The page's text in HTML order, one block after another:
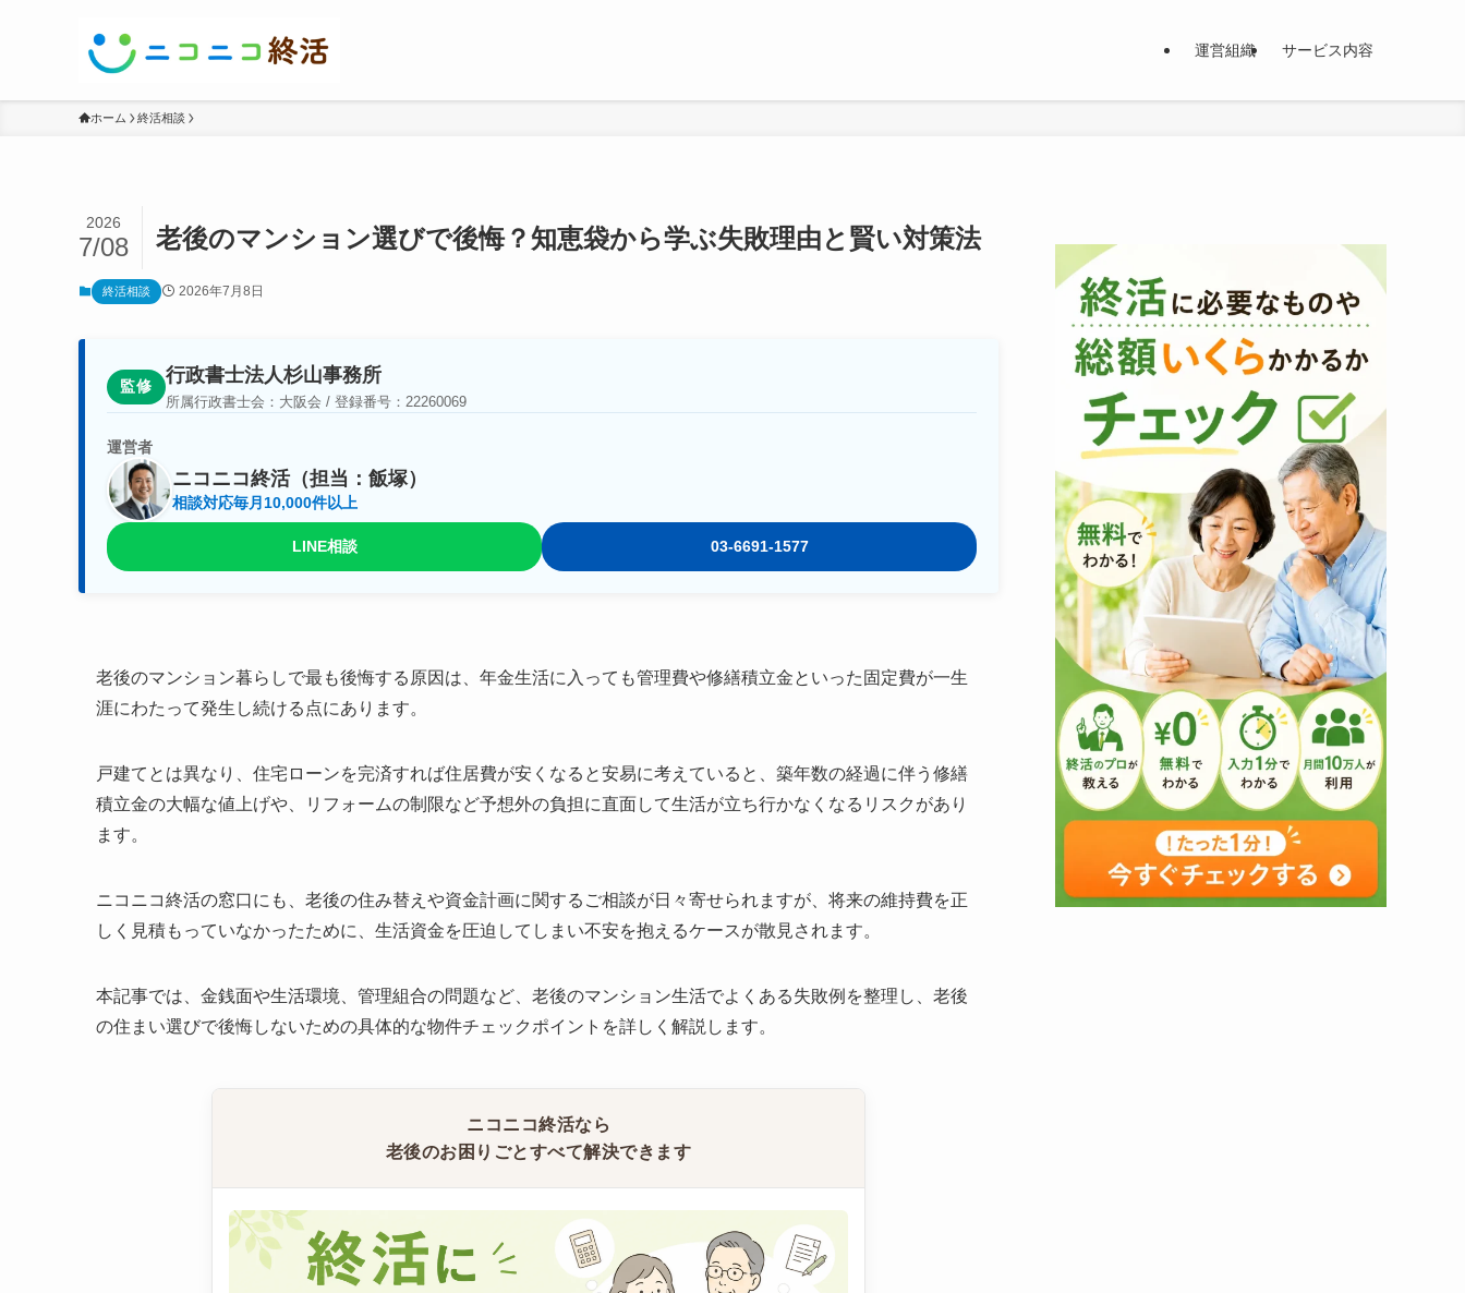
運営組織 サービス内容
ホーム 終活相談
老後のマンション選びで後悔？知恵袋から学ぶ失敗理由と賢い対策法
2026
7/08
終活相談 2026年7月8日
監修 行政書士法人杉山事務所
所属行政書士会：大阪会 / 登録番号：22260069
運営者
ニコニコ終活（担当：飯塚）
相談対応毎月10,000件以上
LINE相談 03-6691-1577
老後のマンション暮らしで最も後悔する原因は、年金生活に入っても管理費や修繕積立金といった固定費が一生
涯にわたって発生し続ける点にあります。
戸建てとは異なり、住宅ローンを完済すれば住居費が安くなると安易に考えていると、築年数の経過に伴う修繕
積立金の大幅な値上げや、リフォームの制限など予想外の負担に直面して生活が立ち行かなくなるリスクがあり
ます。
ニコニコ終活の窓口にも、老後の住み替えや資金計画に関するご相談が日々寄せられますが、将来の維持費を正
しく見積もっていなかったために、生活資金を圧迫してしまい不安を抱えるケースが散見されます。
本記事では、金銭面や生活環境、管理組合の問題など、老後のマンション生活でよくある失敗例を整理し、老後
の住まい選びで後悔しないための具体的な物件チェックポイントを詳しく解説します。
ニコニコ終活なら
老後のお困りごとすべて解決できます